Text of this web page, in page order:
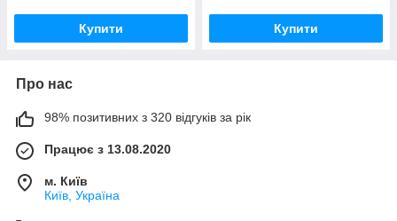
Купити Купити
Про нас
98% позитивних з 320 відгуків за рік
Працює з 13.08.2020
м. Київ
Київ, Україна